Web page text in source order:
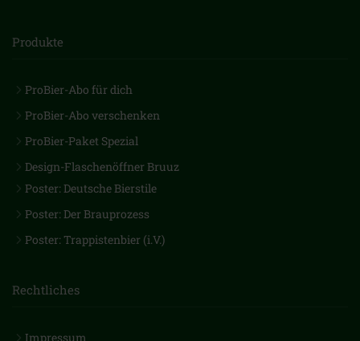
Produkte
ProBier-Abo für dich
ProBier-Abo verschenken
ProBier-Paket Spezial
Design-Flaschenöffner Bruuz
Poster: Deutsche Bierstile
Poster: Der Brauprozess
Poster: Trappistenbier (i.V.)
Rechtliches
Impressum